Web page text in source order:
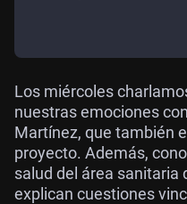
Los miércoles
nuestras emociones
Martínez, que también
proyecto. Además,
salud del área sanitaria
explican cuestiones